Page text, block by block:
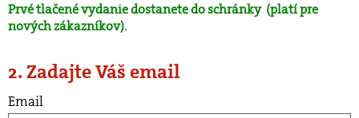
Prvé tlačené vydanie dostanete do schránky (platí pre
nových zákazníkov).
2. Zadajte Váš email
Email